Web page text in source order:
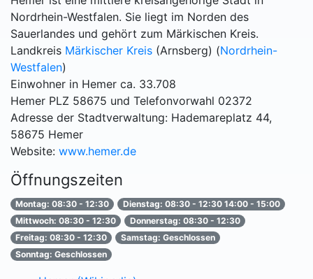
Nordrhein-Westfalen. Sie liegt im Norden des
Sauerlandes und gehört zum Märkischen Kreis.
Landkreis Märkischer Kreis (Arnsberg) (Nordrhein-
Westfalen)
Einwohner in Hemer ca. 33.708
Hemer PLZ 58675 und Telefonvorwahl 02372
Adresse der Stadtverwaltung: Hademareplatz 44,
58675 Hemer
Website: www.hemer.de
Öffnungszeiten
Montag: 08:30 - 12:30
Dienstag: 08:30 - 12:30 14:00 - 15:00
Mittwoch: 08:30 - 12:30
Donnerstag: 08:30 - 12:30
Freitag: 08:30 - 12:30
Samstag: Geschlossen
Sonntag: Geschlossen